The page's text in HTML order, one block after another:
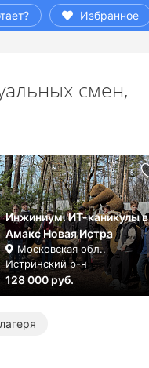
Избранное
смен,
Инжиниум. ИТ-каникулы в
Амакс Новая Истра
Московская обл.,
Истринский р-н
128 000 руб.